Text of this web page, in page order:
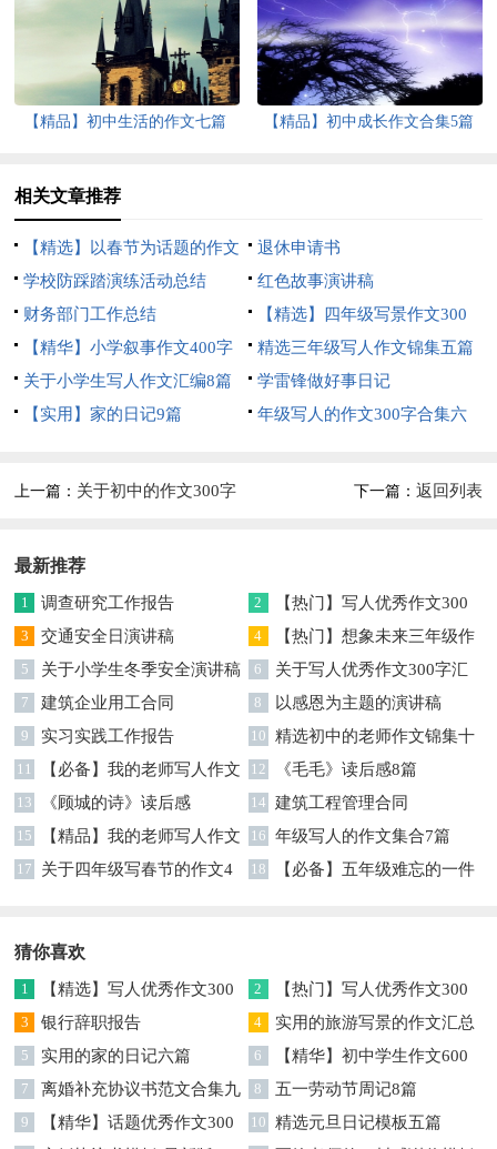
【精品】初中生活的作文七篇 【精品】初中成长作文合集5篇
相关文章推荐
【精选】以春节为话题的作文
锦集8篇
退休申请书
学校防踩踏演练活动总结
红色故事演讲稿
财务部门工作总结
【精选】四年级写景作文300
字集合五篇
【精华】小学叙事作文400字
集锦九篇
精选三年级写人作文锦集五篇
关于小学生写人作文汇编8篇
学雷锋做好事日记
【实用】家的日记9篇
年级写人的作文300字合集六
上一篇： 关于初中的作文300字 下一篇： 返回列表
最新推荐
1 调查研究工作报告 2
【热门】写人优秀作文300
字集合7篇
3 交通安全日演讲稿 4
【热门】想象未来三年级作
文汇编7篇
5 关于小学生冬季安全演讲稿 6
关于写人优秀作文300字汇
编六篇
7 建筑企业用工合同 8 以感恩为主题的演讲稿
9 实习实践工作报告 10 精选初中的老师作文锦集十
篇
11
【必备】我的老师写人作文
集合八篇
12 《毛毛》读后感8篇
13 《顾城的诗》读后感 14 建筑工程管理合同
15
【精品】我的老师写人作文
集合5篇
16 年级写人的作文集合7篇
17
关于四年级写春节的作文4
18
【必备】五年级难忘的一件
猜你喜欢
1
【精选】写人优秀作文300
字集锦八篇
2
【热门】写人优秀作文300
字汇总8篇
3 银行辞职报告 4
实用的旅游写景的作文汇总
九篇
5 实用的家的日记六篇 6
【精华】初中学生作文600
字集合十篇
7
离婚补充协议书范文合集九
篇
8 五一劳动节周记8篇
9
【精华】话题优秀作文300
10 精选元旦日记模板五篇